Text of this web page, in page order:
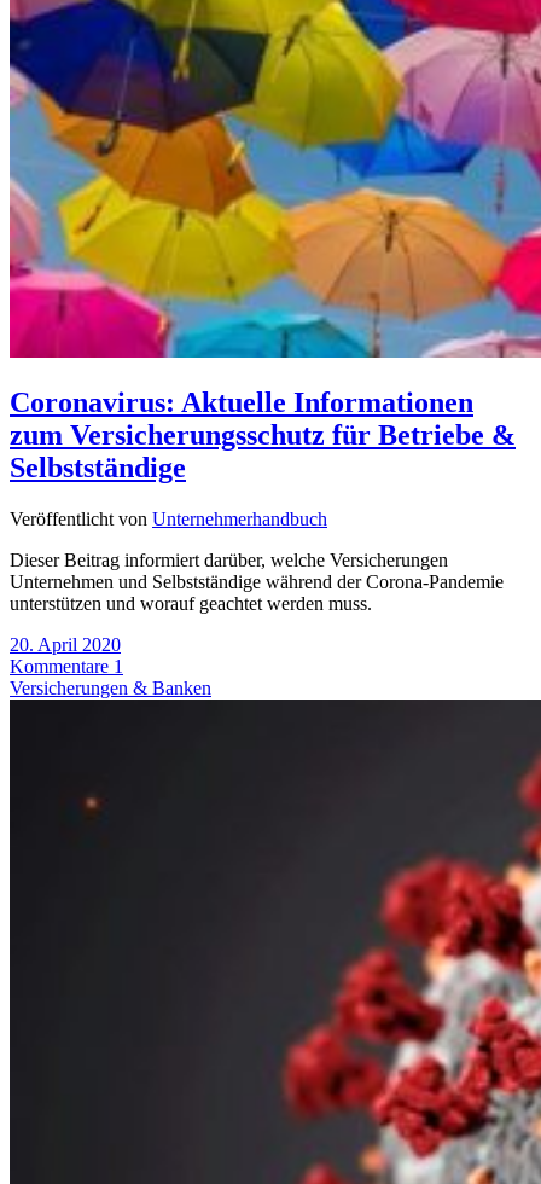
Coronavirus: Aktuelle Informationen
zum Versicherungsschutz für Betriebe &
Selbstständige
Veröffentlicht von Unternehmerhandbuch
Dieser Beitrag informiert darüber, welche Versicherungen
Unternehmen und Selbstständige während der Corona-Pandemie
unterstützen und worauf geachtet werden muss.
20. April 2020
Kommentare 1
Versicherungen & Banken